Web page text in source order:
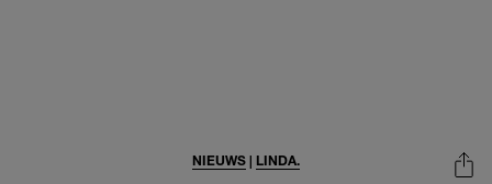
NIEUWS | LINDA.